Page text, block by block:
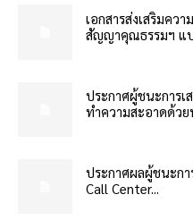
เอกสารส่งเสริมคว
สัญญาคุณธรรมฯ แบ
ประกาศผู้ชนะการเ
ทำความสะอาดด้วย
ประกาศผลผู้ชนะกา
Call Center...